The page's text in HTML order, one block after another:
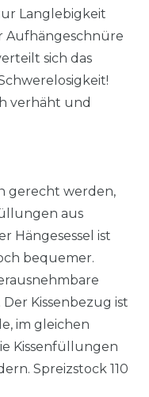
Langlebigkeit
Aufhängeschnüre
sich das
verhäht und
gerecht werden,
aus
Hängesessel ist
bequemer.
Kissenbezug ist
im gleichen
Kissenfüllungen
Spreizstock 110